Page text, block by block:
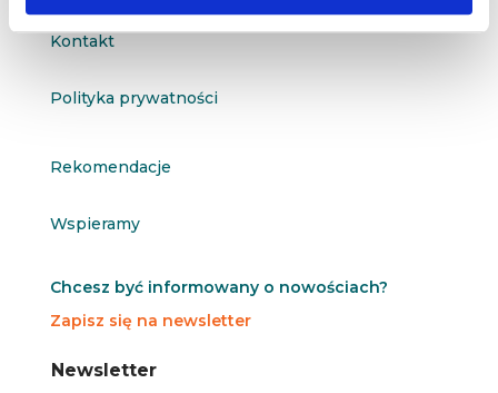
Kontakt
Polityka prywatności
Rekomendacje
Wspieramy
Chcesz być informowany o nowościach?
Zapisz się na newsletter
N
N
Newsletter